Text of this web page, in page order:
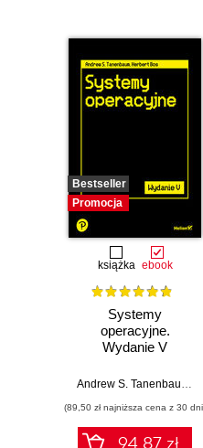
Bestseller
Promocja
książka ebook
Systemy
operacyjne.
Wydanie V
(89,50 zł najniższa cena z 30
94.87 zł